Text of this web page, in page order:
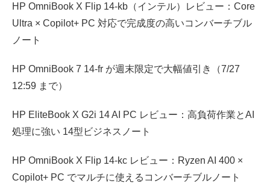
HP OmniBook X Flip 14-kb（インテル）レビュー：Core
Ultra × Copilot+ PC 対応で完成度の高いコンバーチブル
ノート
HP OmniBook 7 14-fr が週末限定で大幅値引き（7/27
12:59 まで）
HP EliteBook X G2i 14 AI PC レビュー：高負荷作業とAI
処理に強い 14型ビジネスノート
HP OmniBook X Flip 14-kc レビュー：Ryzen AI 400 ×
Copilot+ PC でマルチに使えるコンバーチブルノート